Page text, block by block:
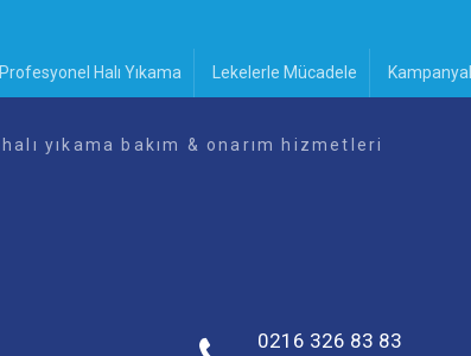
Profesyonel Halı Yıkama Lekelerle Mücadele
halı yıkama bakım & onarım hizmetleri
0216 326 83 83